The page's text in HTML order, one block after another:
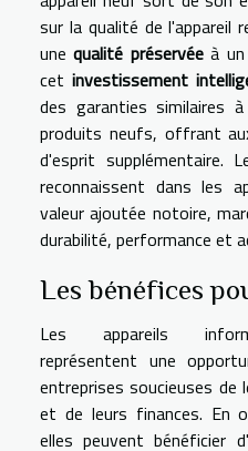
sur la qualité de l'appareil
unequalité préservéeà un
cetinvestissement
des garanties similaires
produits neufs, offrant
d'esprit supplémentaire.
reconnaissent dans les
valeur ajoutée notoire,
durabilité, performance et
Les bénéfices
Les appareils
représentent une
entreprises soucieuses de
et de leurs finances. En
elles peuvent bénéficier